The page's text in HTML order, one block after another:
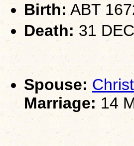
Birth:ABT
Death: 31
Spouse:
Marriage: 14